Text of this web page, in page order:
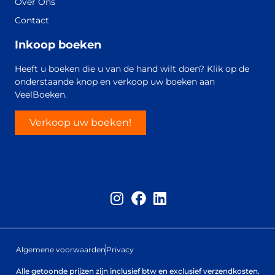
Contact
Inkoop boeken
Heeft u boeken die u van de hand wilt doen? Klik op de
onderstaande knop en verkoop uw boeken aan
VeelBoeken.
Verkoop uw boeken!
Algemene voorwaarden Privacy
Alle getoonde prijzen zijn inclusief btw en exclusief verzendkosten.